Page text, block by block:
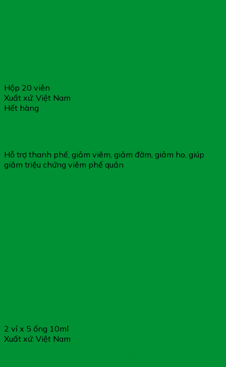
Hộp 20 viên
Xuất xứ: Việt Nam
Hết hàng
Hỗ trợ thanh phế, giảm viêm, giảm đờm, giảm ho, giúp
giảm triệu chứng viêm phế quản
2 vỉ x 5 ống 10ml
Xuất xứ: Việt Nam